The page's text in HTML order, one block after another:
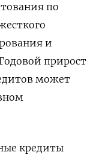
по
и
прирост
может
кредиты